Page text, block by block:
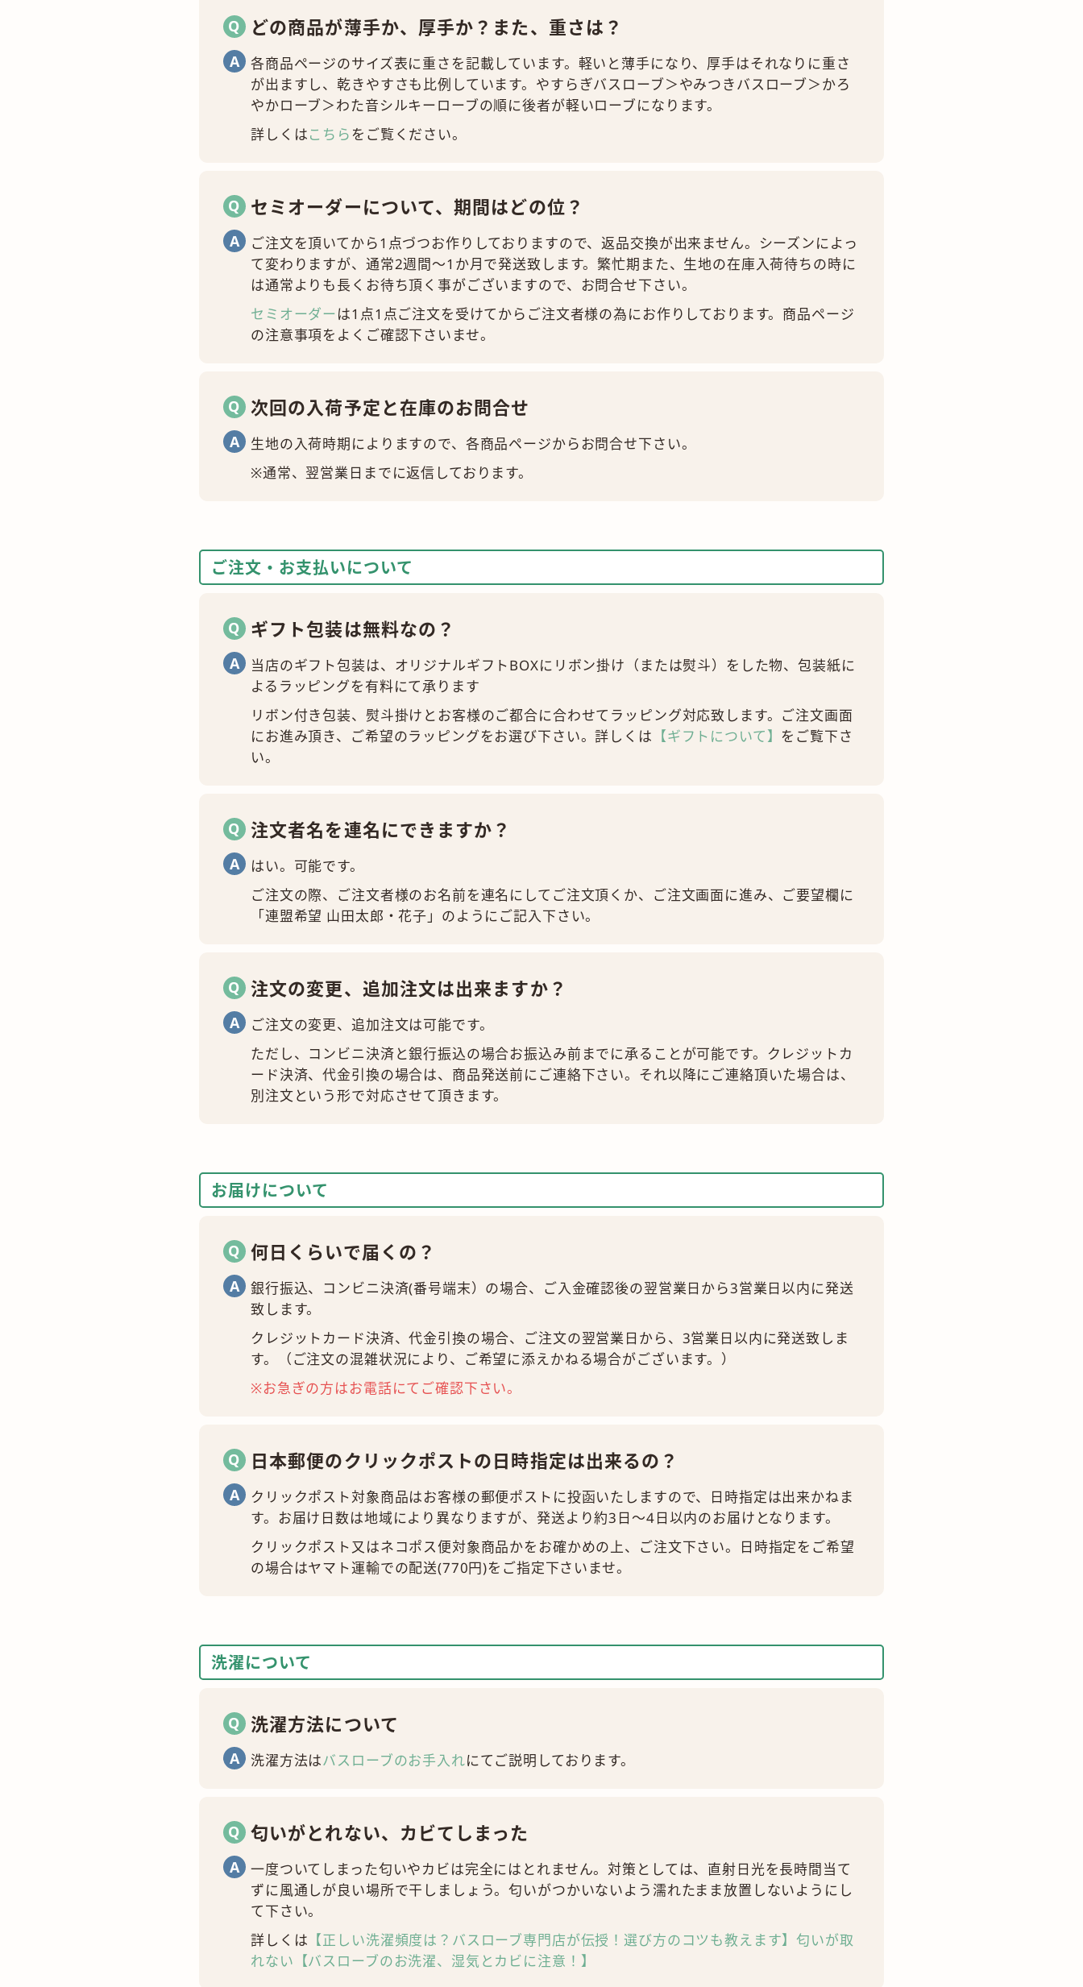
どの商品が薄手か、厚手か？また、重さは？
各商品ページのサイズ表に重さを記載しています。軽いと薄手になり、厚手はそれなりに重さ
が出ますし、乾きやすさも比例しています。やすらぎバスローブ＞やみつきバスローブ＞かろ
やかローブ＞わた音シルキーローブの順に後者が軽いローブになります。
詳しくはこちら をご覧ください。
セミオーダーについて、期間はどの位？
ご注文を頂いてから1点づつお作りしておりますので、返品交換が出来ません。シーズンによっ
て変わりますが、通常2週間～1か月で発送致します。繁忙期また、生地の在庫入荷待ちの時に
は通常よりも長くお待ち頂く事がございますので、お問合せ下さい。
セミオーダーは1点1点ご注文を受けてからご注文者様の為にお作りしております。商品ページ
の注意事項をよくご確認下さいませ。
次回の入荷予定と在庫のお問合せ
生地の入荷時期によりますので、各商品ページからお問合せ下さい。
※通常、翌営業日までに返信しております。
ご注文・お支払いについて
ギフト包装は無料なの？
当店のギフト包装は、オリジナルギフトBOXにリボン掛け（または熨斗）をした物、包装紙に
よるラッピングを有料にて承ります
リボン付き包装、熨斗掛けとお客様のご都合に合わせてラッピング対応致します。ご注文画面
にお進み頂き、ご希望のラッピングをお選び下さい。詳しくは 【ギフトについて】 をご覧下さ
い。
注文者名を連名にできますか？
はい。可能です。
ご注文の際、ご注文者様のお名前を連名にしてご注文頂くか、ご注文画面に進み、ご要望欄に
「連盟希望 山田太郎・花子」のようにご記入下さい。
注文の変更、追加注文は出来ますか？
ご注文の変更、追加注文は可能です。
ただし、コンビニ決済と銀行振込の場合お振込み前までに承ることが可能です。クレジットカ
ード決済、代金引換の場合は、商品発送前にご連絡下さい。それ以降にご連絡頂いた場合は、
別注文という形で対応させて頂きます。
お届けについて
何日くらいで届くの？
銀行振込、コンビニ決済(番号端末）の場合、ご入金確認後の翌営業日から3営業日以内に発送
致します。
クレジットカード決済、代金引換の場合、ご注文の翌営業日から、3営業日以内に発送致しま
す。（ご注文の混雑状況により、ご希望に添えかねる場合がございます。）
※お急ぎの方はお電話にてご確認下さい。
日本郵便のクリックポストの日時指定は出来るの？
クリックポスト対象商品はお客様の郵便ポストに投函いたしますので、日時指定は出来かねま
す。お届け日数は地域により異なりますが、発送より約3日～4日以内のお届けとなります。
クリックポスト又はネコポス便対象商品かをお確かめの上、ご注文下さい。日時指定をご希望
の場合はヤマト運輸での配送(770円)をご指定下さいませ。
洗濯について
洗濯方法について
洗濯方法はバスローブのお手入れにてご説明しております。
匂いがとれない、カビてしまった
一度ついてしまった匂いやカビは完全にはとれません。対策としては、直射日光を長時間当て
ずに風通しが良い場所で干しましょう。匂いがつかいないよう濡れたまま放置しないようにし
て下さい。
詳しくは 【正しい洗濯頻度は？バスローブ専門店が伝授！選び方のコツも教えます】匂いが取
れない【バスローブのお洗濯、湿気とカビに注意！】